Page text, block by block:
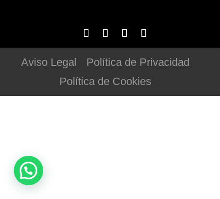
Aviso Legal
Política de Privacidad
Política de Cookies